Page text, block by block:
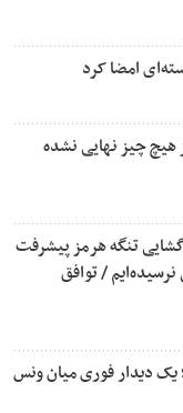
امضا کرد
هیچ چیز نهایی نشده
تنگه هرمز پیشرفت
نرسیده‌ایم / توافق
یک دیدار فوری میان ونس